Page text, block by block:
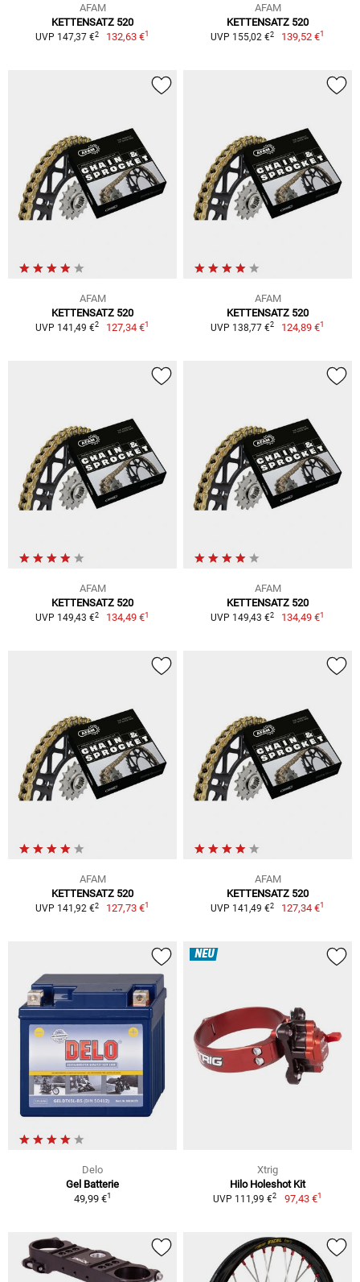
AFAM
KETTENSATZ 520
UVP 147,37 €2 132,63 €1
AFAM
KETTENSATZ 520
UVP 155,02 €2 139,52 €1
AFAM
KETTENSATZ 520
UVP 141,49 €2 127,34 €1
AFAM
KETTENSATZ 520
UVP 138,77 €2 124,89 €1
AFAM
KETTENSATZ 520
UVP 149,43 €2 134,49 €1
AFAM
KETTENSATZ 520
UVP 149,43 €2 134,49 €1
AFAM
KETTENSATZ 520
UVP 141,92 €2 127,73 €1
AFAM
KETTENSATZ 520
UVP 141,49 €2 127,34 €1
Delo
Gel Batterie
49,99 €1
NEU
Xtrig
Hilo Holeshot Kit
UVP 111,99 €2 97,43 €1